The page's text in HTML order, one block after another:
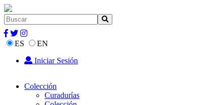
ES
EN
Iniciar Sesión
Colección
Curadurías